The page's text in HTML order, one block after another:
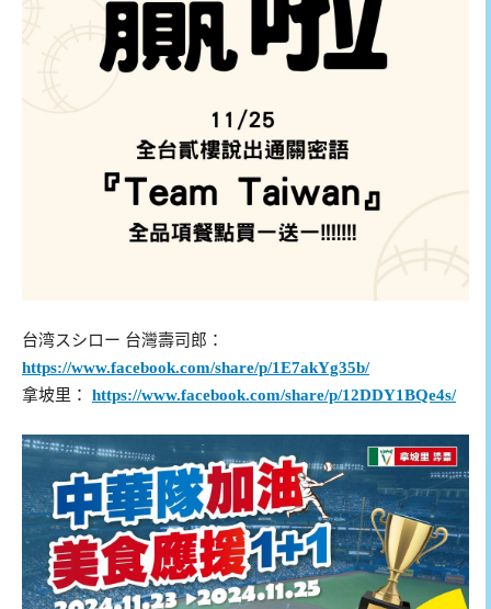
台湾スシロー 台灣壽司郎：
https://www.facebook.com/share/p/1E7akYg35b/
拿坡里： https://www.facebook.com/share/p/12DDY1BQe4s/